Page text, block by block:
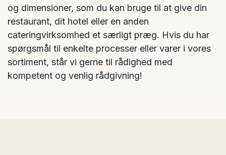
og dimensioner, som du kan bruge til at give din
restaurant, dit hotel eller en anden
cateringvirksomhed et særligt præg. Hvis du har
spørgsmål til enkelte processer eller varer i vores
sortiment, står vi gerne til rådighed med
kompetent og venlig rådgivning!